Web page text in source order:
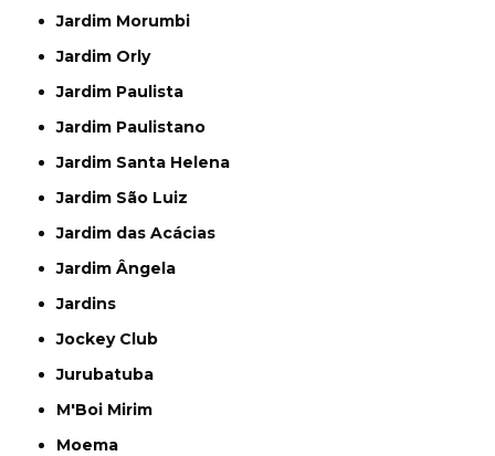
Jardim Morumbi
Jardim Orly
Jardim Paulista
Jardim Paulistano
Jardim Santa Helena
Jardim São Luiz
Jardim das Acácias
Jardim Ângela
Jardins
Jockey Club
Jurubatuba
M'Boi Mirim
Moema